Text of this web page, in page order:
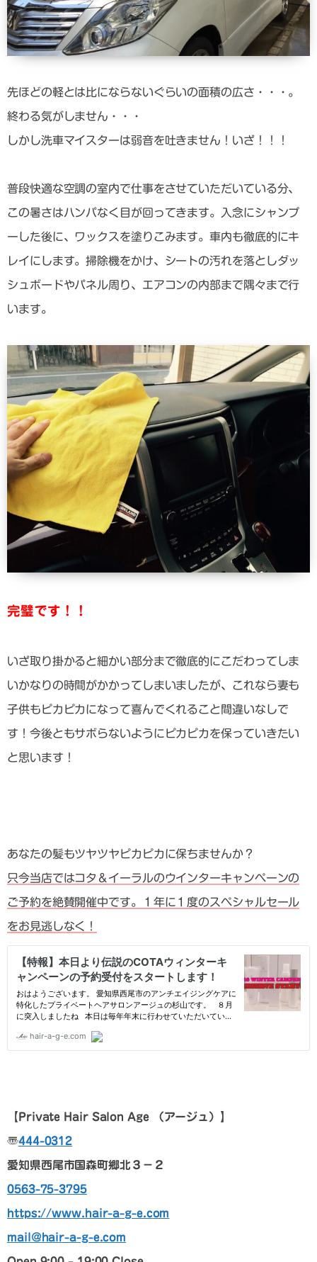
先ほどの軽とは比にならないぐらいの面積の広さ・・・。
終わる気がしません・・・
しかし洗車マイスターは弱音を吐きません！いざ！！！
普段快適な空調の室内で仕事をさせていただいている分、
この暑さはハンパなく目が回ってきます。入念にシャンプ
ーした後に、ワックスを塗りこみます。車内も徹底的にキ
レイにします。掃除機をかけ、シートの汚れを落としダッ
シュボードやパネル周り、エアコンの内部まで隅々まで行
います。
完璧です！！
いざ取り掛かると細かい部分まで徹底的にこだわってしま
いかなりの時間がかかってしまいましたが、これなら妻も
子供もピカピカになって喜んでくれること間違いなしで
す！今後ともサボらないようにピカピカを保っていきたい
と思います！
あなたの髪もツヤツヤピカピカに保ちませんか？
只今当店ではコタ＆イーラルのウインターキャンペーンの
ご予約を絶賛開催中です。１年に１度のスペシャルセール
をお見逃しなく！
【Private Hair Salon Age （アージュ） 】
〠444-0312
愛知県西尾市国森町郷北３－２
0563-75-3795
https://www.hair-a-g-e.com
mail@hair-a-g-e.com